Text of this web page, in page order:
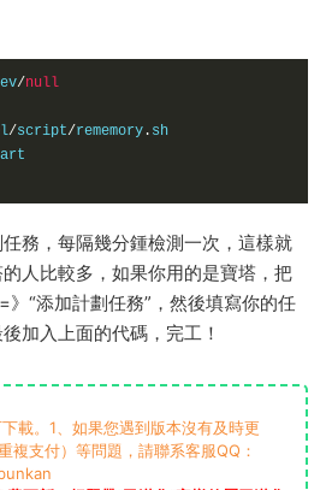
/null
/script/rememory .
務，每隔幾分鍾檢測一次，這樣就
人比較多，如果你用的是寶塔，把
》“添加計劃任務”，然後填寫你的任
加入上面的代碼，完工！
載。1、如果您遇到版本沒有及時更
複支付）等問題，請聯系客服QQ：